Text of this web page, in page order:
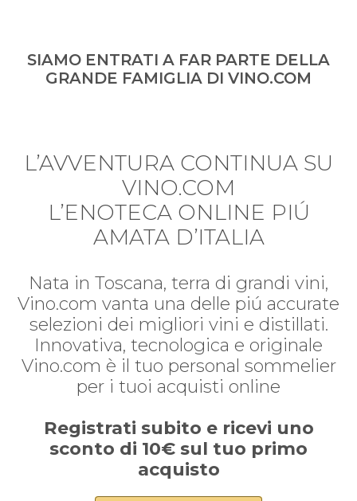
SIAMO ENTRATI A FAR PARTE DELLA
GRANDE FAMIGLIA DI VINO.COM
L’AVVENTURA CONTINUA SU
VINO.COM
L’ENOTECA ONLINE PIÚ
AMATA D’ITALIA
Nata in Toscana, terra di grandi vini,
Vino.com vanta una delle piú accurate
selezioni dei migliori vini e distillati.
Innovativa, tecnologica e originale
Vino.com è il tuo personal sommelier
per i tuoi acquisti online
Registrati subito e ricevi uno
sconto di 10€ sul tuo primo
acquisto